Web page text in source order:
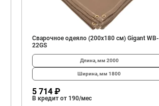
Сварочное одеяло (200x180 см) Gigant WB-
22GS
Длина, мм 2000
Ширина, мм1800
5 714 ₽
В кредит от 190/мес